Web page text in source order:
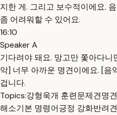
지한 게. 그리고 보수적이에요.
좀 어려워할 수 있어요.
16:10
Speaker A
기다려야 돼요. 망고만 쫓아다
악] 너무 아까운 명견이에요. [음
겁니다.
Topics:강형욱개 훈련문제견명견
해소기본 명령어긍정 강화반려